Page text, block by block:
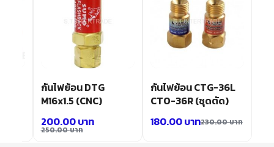
กันไฟย้อน DTG
M16x1.5 (CNC)
250.00บาท
200.00บาท
กันไฟย้อน CTG-36L
CTO-36R (ชุดตัด)
230.00บาท
180.00บาท